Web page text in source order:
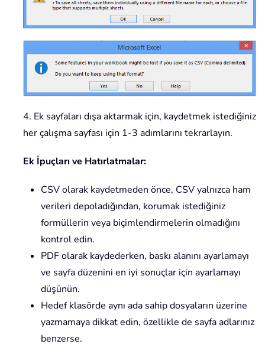
4. Ek sayfaları dışa aktarmak için, kaydetmek istediğiniz
her çalışma sayfası için 1-3 adımlarını tekrarlayın.
Ek İpuçları ve Hatırlatmalar:
CSV olarak kaydetmeden önce, CSV yalnızca ham
verileri depoladığından, korumak istediğiniz
formüllerin veya biçimlendirmelerin olmadığını
kontrol edin.
PDF olarak kaydederken, baskı alanını ayarlamayı
ve sayfa düzenini en iyi sonuçlar için ayarlamayı
düşünün.
Hedef klasörde aynı ada sahip dosyaların üzerine
yazmamaya dikkat edin, özellikle de sayfa adlarınız
benzerse.